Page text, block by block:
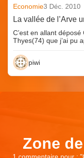
Economie3 Déc. 2010
La vallée de l’Arve
C’est en allant
Thyes(74) que j’ai pu
piwi
Zone
1 commentaire pour : "